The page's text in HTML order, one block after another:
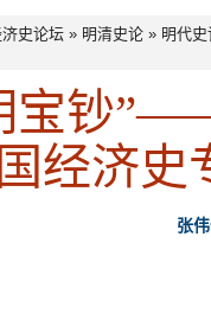
史论坛 » 明清史论 » 明代史
宝钞
经济史
张